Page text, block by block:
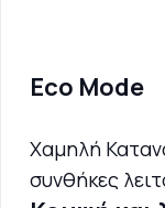
Eco Mode
Χαμηλή
συνθήκες